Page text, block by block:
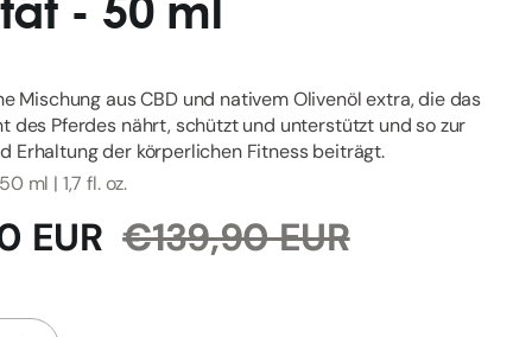
Mischung aus CBD und nativem Olivenöl extra, die das
des Pferdes nährt, schützt und unterstützt und so zur
Erhaltung der körperlichen Fitness beiträgt.
ml | 1,7 fl. oz.
EUR
Normaler
Preis
€139,90 EUR